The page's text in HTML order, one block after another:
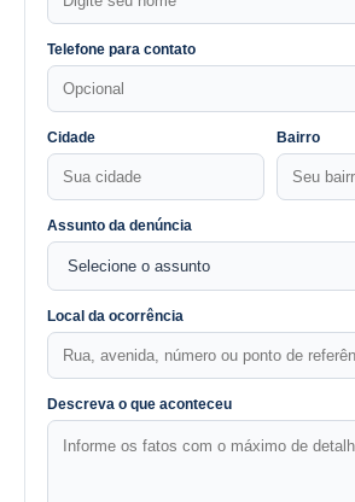
Telefone para contato
Cidade Bairro
Assunto da denúncia
Local da ocorrência
Descreva o que aconteceu